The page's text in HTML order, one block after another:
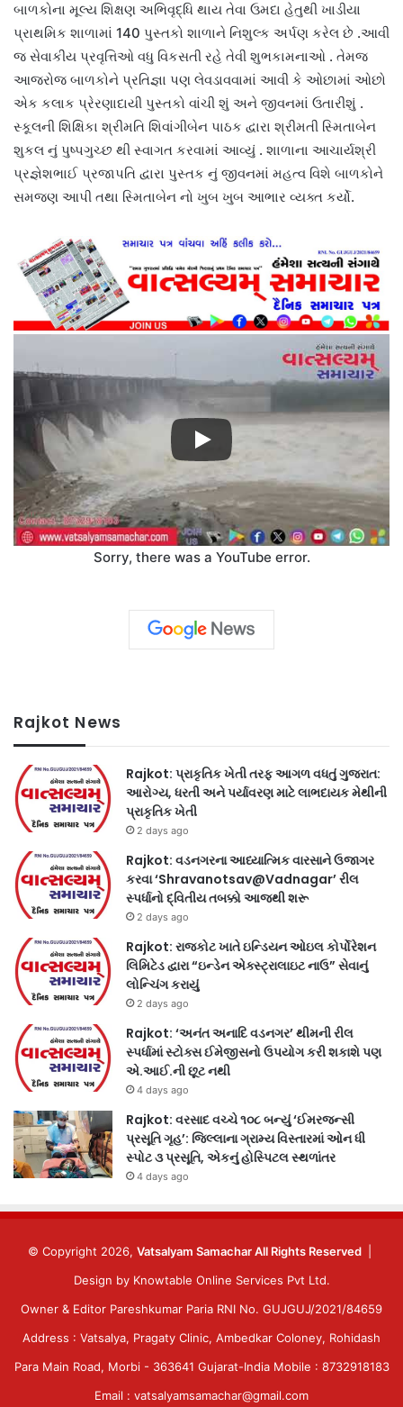
બાળકોના મૂલ્ય શિક્ષણ અભિવૃદ્ધિ થાય તેવા ઉમદા હેતુથી ખાડીયા
પ્રાથમિક શાળામાં 140 પુસ્તકો શાળાને નિશુલ્ક અર્પણ કરેલ છે .આવી
જ સેવાકીય પ્રવૃત્તિઓ વધુ વિકસતી રહે તેવી શુભકામનાઓ . તેમજ
આજરોજ બાળકોને પ્રતિજ્ઞા પણ લેવડાવવામાં આવી કે ઓછામાં ઓછો
એક કલાક પ્રેરણાદાયી પુસ્તકો વાંચી શું અને જીવનમાં ઉતારીશું .
સ્કૂલની શિક્ષિકા શ્રીમતિ શિવાંગીબેન પાઠક દ્વારા શ્રીમતી સ્મિતાબેન
શુકલ નું પુષ્પગુચ્છ થી સ્વાગત કરવામાં આવ્યું . શાળાના આચાર્યશ્રી
પ્રજ્ઞેશભાઈ પ્રજાપતિ દ્વારા પુસ્તક નું જીવનમાં મહત્વ વિશે બાળકોને
સમજણ આપી તથા સ્મિતાબેન નો ખુબ ખુબ આભાર વ્યક્ત કર્યો.
Sorry, there was a YouTube error.
Rajkot News
Rajkot: પ્રાકૃતિક ખેતી તરફ આગળ વધતું ગુજરાત:
આરોગ્ય, ધરતી અને પર્યાવરણ માટે લાભદાયક મેથીની
પ્રાકૃતિક ખેતી
2 days ago
Rajkot: વડનગરના આધ્યાત્મિક વારસાને ઉજાગર
કરવા ‘Shravanotsav@Vadnagar’ રીલ
સ્પર્ધાનો દ્વિતીય તબક્કો આજથી શરૂ
2 days ago
Rajkot: રાજકોટ ખાતે ઇન્ડિયન ઓઇલ કોર્પોરેશન
લિમિટેડ દ્વારા “ઇન્ડેન એક્સ્ટ્રાલાઇટ નાઉ” સેવાનું
લોન્ચિંગ કરાયું
2 days ago
Rajkot: ‘અનંત અનાદિ વડનગર’ થીમની રીલ
સ્પર્ધામાં સ્ટોક્સ ઈમેજીસનો ઉપયોગ કરી શકાશે પણ
એ.આઈ.ની છૂટ નથી
4 days ago
Rajkot: વરસાદ વચ્ચે ૧૦૮ બન્યું ‘ઈમરજન્સી
પ્રસૂતિ ગૃહ’: જિલ્લાના ગ્રામ્ય વિસ્તારમાં ઓન ધી
સ્પોટ ૩ પ્રસૂતિ, એકનું હોસ્પિટલ સ્થળાંતર
4 days ago
© Copyright 2026, Vatsalyam Samachar All Rights Reserved
Design by Knowtable Online Services Pvt Ltd.
Owner & Editor Pareshkumar Paria RNI No. GUJGUJ/2021/84659
Address : Vatsalya, Pragaty Clinic, Ambedkar Coloney, Rohidash
Para Main Road, Morbi - 363641 Gujarat-India Mobile : 8732918183
Email : vatsalyamsamachar@gmail.com